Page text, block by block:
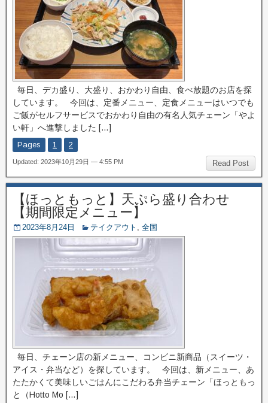
毎日、デカ盛り、大盛り、おかわり自由、食べ放題のお店を探
しています。 今回は、定番メニュー、定食メニューはいつでも
ご飯がセルフサービスでおかわり自由の有名人気チェーン「やよ
い軒」へ進撃しました […]
Pages 1 2
Read Post
Updated: 2023年10月29日 — 4:55 PM
【ほっともっと】天ぷら盛り合わせ
【期間限定メニュー】
2023年8月24日 テイクアウト , 全国
毎日、チェーン店の新メニュー、コンビニ新商品（スイーツ・
アイス・弁当など）を探しています。 今回は、新メニュー、あ
たたかくて美味しいごはんにこだわる弁当チェーン「ほっともっ
と（Hotto Mo […]